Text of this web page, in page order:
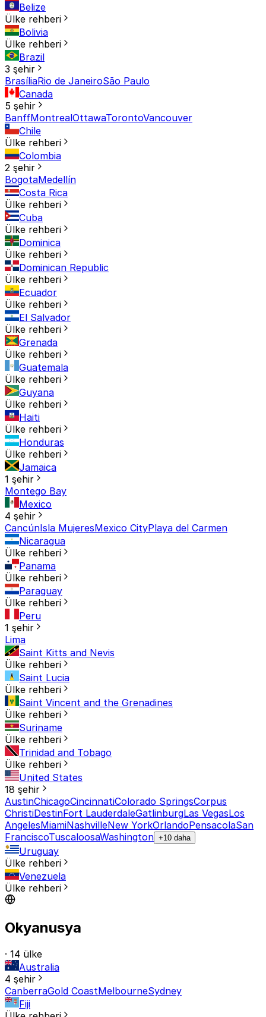
Belize
Ülke rehberi
Bolivia
Ülke rehberi
Brazil
3 şehir
BrasíliaRio de JaneiroSão Paulo
Canada
5 şehir
BanffMontrealOttawaTorontoVancouver
Chile
Ülke rehberi
Colombia
2 şehir
BogotaMedellín
Costa Rica
Ülke rehberi
Cuba
Ülke rehberi
Dominica
Ülke rehberi
Dominican Republic
Ülke rehberi
Ecuador
Ülke rehberi
El Salvador
Ülke rehberi
Grenada
Ülke rehberi
Guatemala
Ülke rehberi
Guyana
Ülke rehberi
Haiti
Ülke rehberi
Honduras
Ülke rehberi
Jamaica
1 şehir
Montego Bay
Mexico
4 şehir
CancúnIsla MujeresMexico CityPlaya del Carmen
Nicaragua
Ülke rehberi
Panama
Ülke rehberi
Paraguay
Ülke rehberi
Peru
1 şehir
Lima
Saint Kitts and Nevis
Ülke rehberi
Saint Lucia
Ülke rehberi
Saint Vincent and the Grenadines
Ülke rehberi
Suriname
Ülke rehberi
Trinidad and Tobago
Ülke rehberi
United States
18 şehir
AustinChicagoCincinnatiColorado SpringsCorpus
ChristiDestinFort LauderdaleGatlinburgLas VegasLos
AngelesMiamiNashvilleNew YorkOrlandoPensacolaSan
FranciscoTuscaloosaWashington +10 daha
Uruguay
Ülke rehberi
Venezuela
Ülke rehberi
Okyanusya
· 14 ülke
Australia
4 şehir
CanberraGold CoastMelbourneSydney
Fiji